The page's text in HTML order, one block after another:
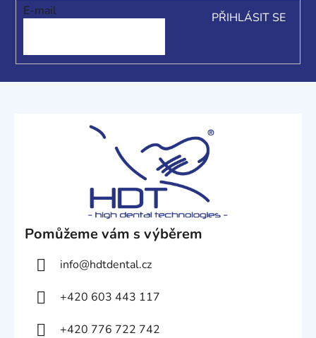
E-mail
PŘIHLÁSIT SE
Pomůžeme vám s výběrem
info@hdtdental.cz
+420 603 443 117
+420 776 722 742